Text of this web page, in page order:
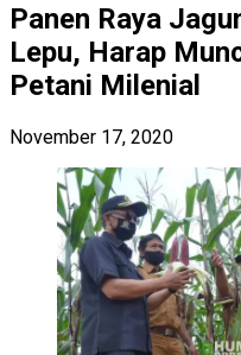
Panen Raya
Lepu, Harap
Petani Milenial
November 17, 2020